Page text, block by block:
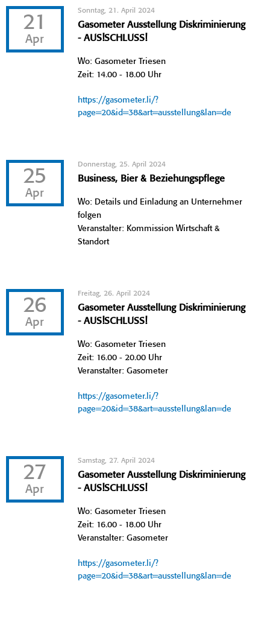
21
Apr
Sonntag, 21. April 2024
Gasometer Ausstellung Diskriminierung
- AUS!SCHLUSS!
Wo: Gasometer Triesen
Zeit: 14.00 - 18.00 Uhr
https://gasometer.li/?
page=20&id=38&art=ausstellung&lan=de
25
Apr
Donnerstag, 25. April 2024
Business, Bier & Beziehungspflege
Wo: Details und Einladung an Unternehmer
folgen
Veranstalter: Kommission Wirtschaft &
Standort
26
Apr
Freitag, 26. April 2024
Gasometer Ausstellung Diskriminierung
- AUS!SCHLUSS!
Wo: Gasometer Triesen
Zeit: 16.00 - 20.00 Uhr
Veranstalter: Gasometer
https://gasometer.li/?
page=20&id=38&art=ausstellung&lan=de
27
Apr
Samstag, 27. April 2024
Gasometer Ausstellung Diskriminierung
- AUS!SCHLUSS!
Wo: Gasometer Triesen
Zeit: 16.00 - 18.00 Uhr
Veranstalter: Gasometer
https://gasometer.li/?
page=20&id=38&art=ausstellung&lan=de